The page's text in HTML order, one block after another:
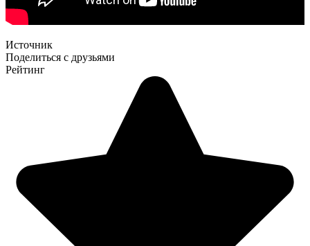
Источник
Поделиться с друзьями
Рейтинг